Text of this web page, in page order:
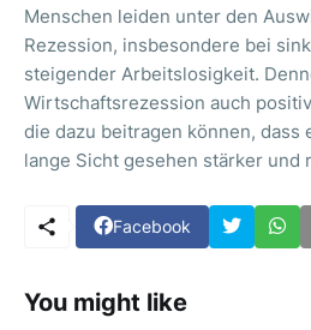
Menschen leiden unter den
Rezession, insbesondere bei
steigender Arbeitslosigkeit.
Wirtschaftsrezession auch
die dazu beitragen können, dass
lange Sicht gesehen stärker und
Facebook
You might like